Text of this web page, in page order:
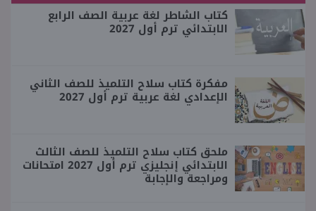
كتاب الشاطر لغة عربية الصف الرابع
الابتدائي ترم أول 2027
مفكرة كتاب سلاح التلميذ للصف الثاني
الإعدادي لغة عربية ترم أول 2027
ملحق كتاب سلاح التلميذ للصف الثالث
الابتدائي إنجليزي ترم أول 2027 امتحانات
ومراجعة والإجابة